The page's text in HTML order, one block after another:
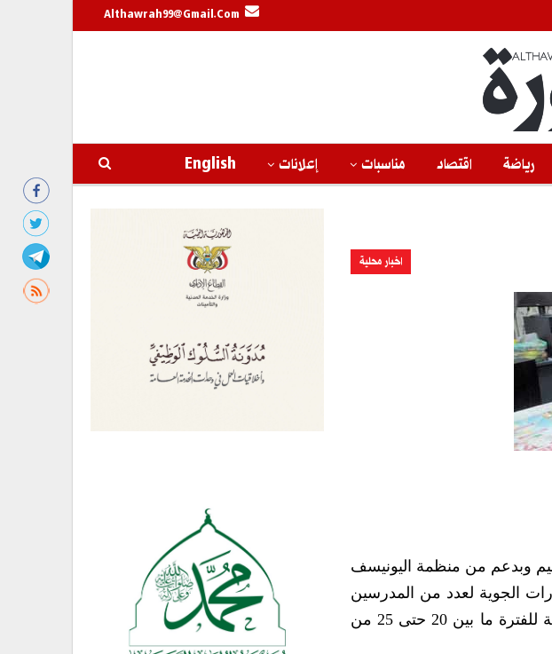
Althawrah99@gmail.com
رياضة اقتصاد مناسبات إعلانات English
اخبار محلية
وبدعم من منظمة اليونيسف
الجوية لعدد من المدرسين
لتنفيذ أنشطة ودروس توعوية في المدارس المختارة في الامانة ومحافظات الجمهورية للفترة ما بين 20 حتى 25 من